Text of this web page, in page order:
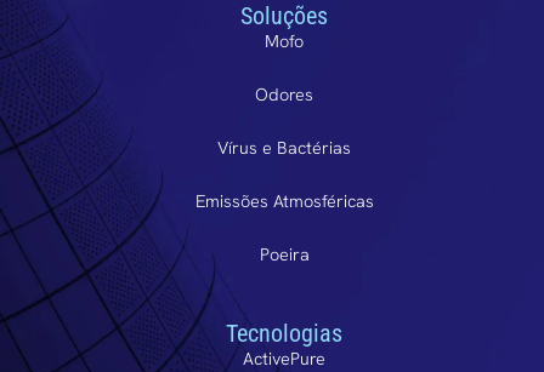
Soluções
Mofo
Odores
Vírus e Bactérias
Emissões Atmosféricas
Poeira
Tecnologias
ActivePure